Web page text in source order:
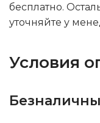
бесплатно.
уточняйте у
Условия